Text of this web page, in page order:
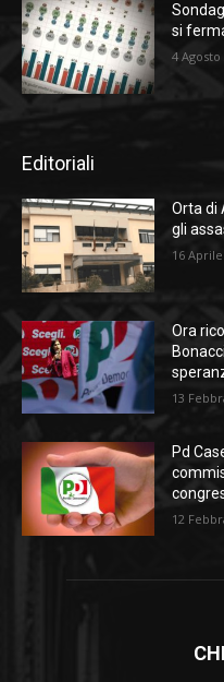
si
4 Agosto
Editoriali
Orta di
gli
16 Aprile
Ora
13
Pd
12